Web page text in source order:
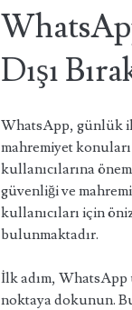
Dışı
WhatsApp, günlük
mahremiyet
kullanıcılarına
güvenliği ve
kullanıcıları için
bulunmaktadır.
İlk adım, WhatsApp
noktaya dokunun.